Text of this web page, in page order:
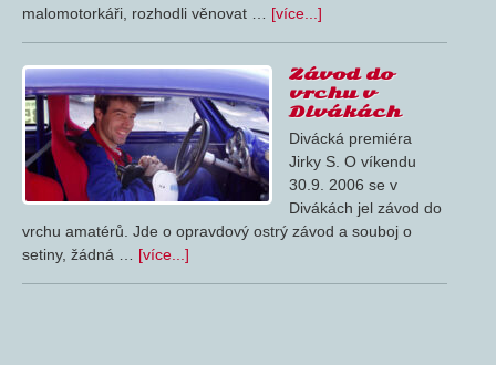
malomotorkáři, rozhodli věnovat … [více...]
Závod do
vrchu v
Divákách
Divácká premiéra
Jirky S. O víkendu
30.9. 2006 se v
Divákách jel závod do
vrchu amatérů. Jde o opravdový ostrý závod a souboj o
setiny, žádná … [více...]